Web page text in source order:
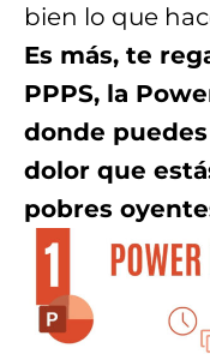
bien lo que
Es más, te
PPPS, la
donde
dolor que
pobres